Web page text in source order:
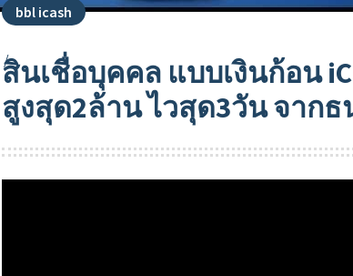
bbl icash
สินเชื่อบุคคล แบบเงินก้อน
สูงสุด2ล้าน ไวสุด3วัน จากธ